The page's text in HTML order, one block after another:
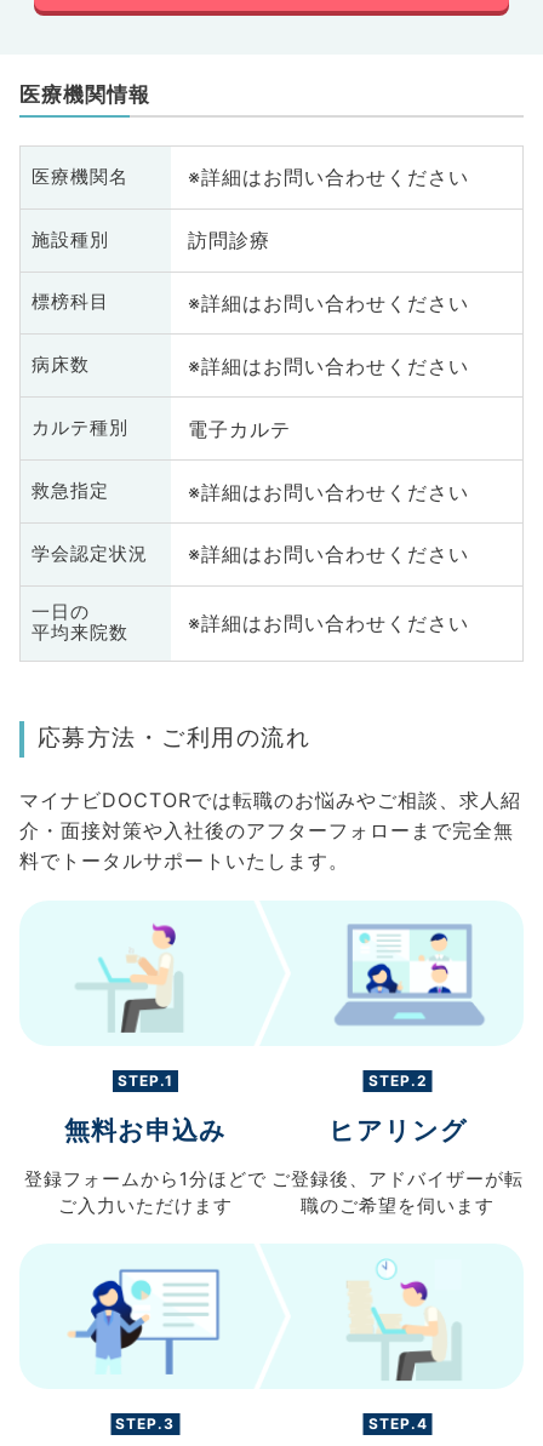
医療機関情報
医療機関名 ※詳細はお問い合わせください
施設種別 訪問診療
標榜科目 ※詳細はお問い合わせください
病床数 ※詳細はお問い合わせください
カルテ種別 電子カルテ
救急指定 ※詳細はお問い合わせください
学会認定状況 ※詳細はお問い合わせください
一日の
平均来院数
※詳細はお問い合わせください
応募方法・ご利用の流れ
マイナビDOCTORでは転職のお悩みやご相談、求人紹
介・面接対策や入社後のアフターフォローまで完全無
料でトータルサポートいたします。
STEP.1
無料お申込み
登録フォームから 1分ほどで
ご入力 いただけます
STEP.2
ヒアリング
ご登録後、 アドバイザーが転
職のご希望を伺います
STEP.3 STEP.4